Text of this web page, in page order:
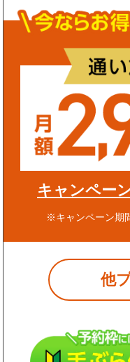
キャンペー
※キャンペーン期
他